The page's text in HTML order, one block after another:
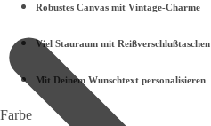
Robustes Canvas mit Vintage-Charme
Viel Stauraum mit Reißverschlußtaschen
Mit Deinem Wunschtext personalisieren
Farbe